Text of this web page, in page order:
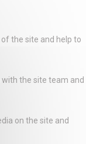
the site and help to
the site team and
on the site and